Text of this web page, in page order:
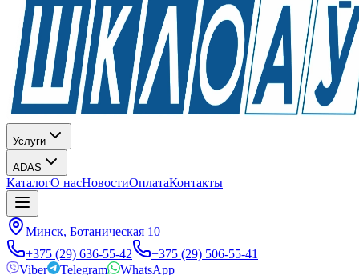
Услуги
ADAS
КаталогО насНовостиОплатаКонтакты
Минск, Ботаническая 10
+375 (29) 636-55-42
+375 (29) 506-55-41
Viber
Telegram WhatsApp